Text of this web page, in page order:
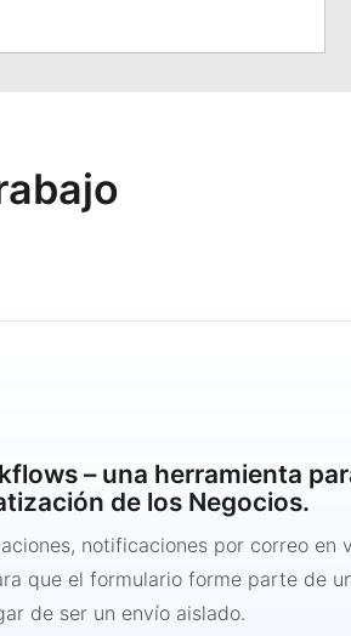
– una herramienta
de los Negocios.
notificaciones por correo en
que el formulario forme parte de
de ser un envío aislado.